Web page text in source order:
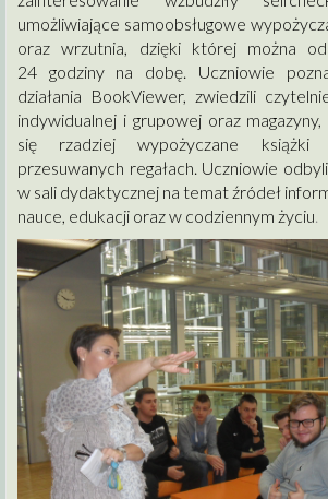
umożliwiające samoobsługowe
oraz wrzutnia, dzięki której można
24 godziny na dobę. Uczniowie
działania BookViewer, zwiedzili
indywidualnej i grupowej oraz
się rzadziej wypożyczane książki
przesuwanych regałach. Uczniowie
w sali dydaktycznej na temat źródeł
nauce, edukacji oraz w codziennym życiu